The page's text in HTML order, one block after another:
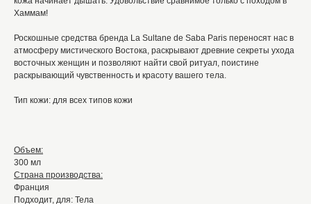
Хаммам!
Роскошные средства бренда La Sultane de Saba Paris переносят нас в
атмосферу мистического Востока, раскрывают древние секреты ухода
восточных женщин и позволяют найти свой ритуал, поистине
раскрывающий чувственность и красоту вашего тела.
Тип кожи: для всех типов кожи
Объем:
300 мл
Страна производства:
Франция
Подходит, для: Тела